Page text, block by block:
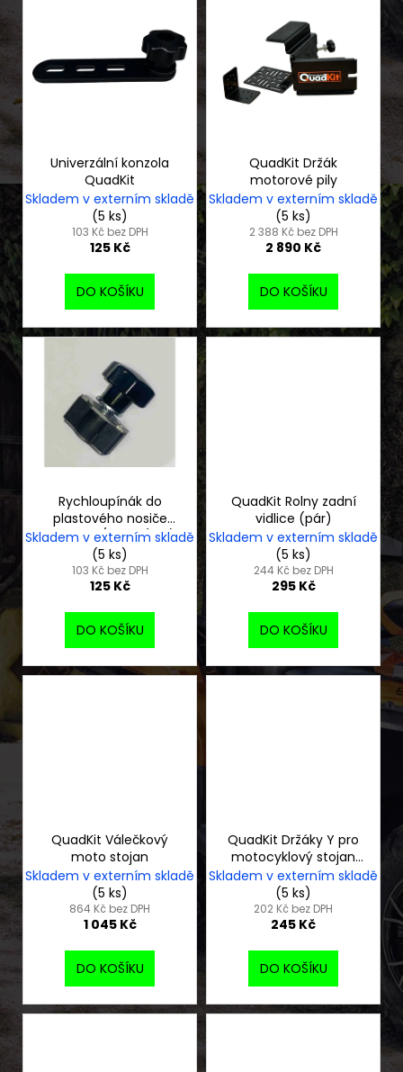
o
d
u
k
t
ů
ý
p
i
s
p
r
d
u
k
t
ů
Univerzální konzola
QuadKit
Skladem v externím skladě
(5 ks)
103 Kč bez DPH
125 Kč
DO KOŠÍKU
QuadKit Držák
motorové pily
Skladem v externím skladě
(5 ks)
2 388 Kč bez DPH
2 890 Kč
DO KOŠÍKU
Rychloupínák do
plastového nosiče
CFMOTO/Goes (1 ks)
Skladem v externím skladě
(5 ks)
103 Kč bez DPH
125 Kč
DO KOŠÍKU
QuadKit Rolny zadní
vidlice (pár)
Skladem v externím skladě
(5 ks)
244 Kč bez DPH
295 Kč
DO KOŠÍKU
QuadKit Válečkový
moto stojan
Skladem v externím skladě
(5 ks)
864 Kč bez DPH
1 045 Kč
DO KOŠÍKU
QuadKit Držáky Y pro
motocyklový stojan
zadního kola
Skladem v externím skladě
(5 ks)
202 Kč bez DPH
245 Kč
DO KOŠÍKU
u
j
m
e
ČTYŘKOLKA
GOES
TERROX
550-
A
T3B
EPS
146
990
Kč